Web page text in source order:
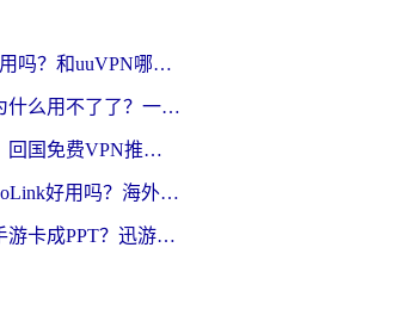
MalusVPN好用吗？和uuVPN哪个好？海外党无缝访问国内资源的真实对比与选择指南
归雁加速器为什么用不了了？一位海外游子的真实困惑与技术解答
海外党必看：回国免费VPN推荐？别踩坑！教你选对加速器无缝刷国内资源
ChickCN和GoLink好用吗？海外党如何选对回国加速器
海外玩国内手游卡成PPT？迅游和奇游手游哪个好？一篇讲透回国加速器怎么选